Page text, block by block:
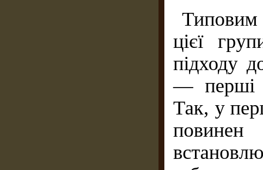
цієї
підходу
— перші
Так, у